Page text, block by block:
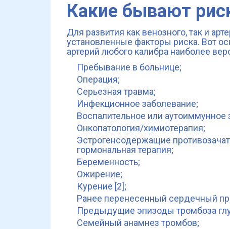
Какие бывают
Для развития как венозного, так и
установленные факторы риска. Вот
артерий любого калибра наиболее
Пребывание в больнице;
Операция;
Серьезная травма;
Инфекционное заболевание;
Воспалительное или аутоиммунное
Онкопатология/химиотерапия;
Эстрогенсодержащие
гормональная терапия;
Беременность;
Ожирение;
Курение [2];
Ранее перенесенный сердечный
Предыдущие эпизоды тромбоза
Семейный анамнез тромбов;